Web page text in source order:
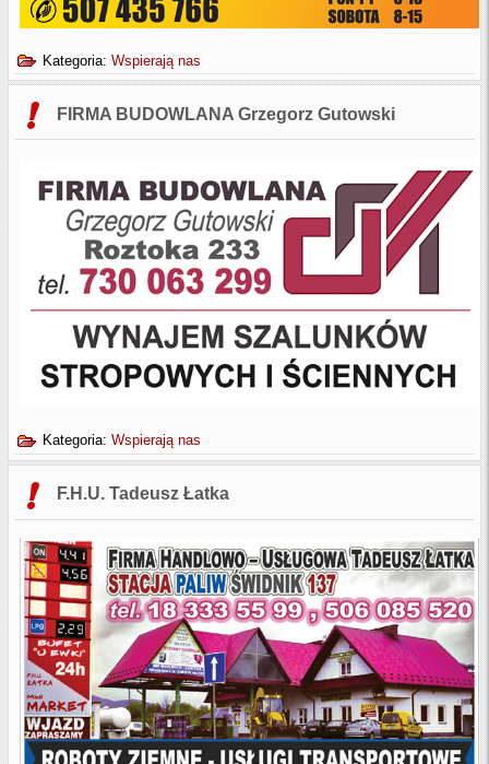
Kategoria:Wspierają nas
FIRMA BUDOWLANA Grzegorz Gutowski
Kategoria:Wspierają nas
F.H.U. Tadeusz Łatka